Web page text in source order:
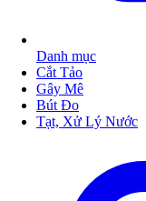
Danh mục
Cắt Tảo
Gây Mê
Bút Đo
Tạt, Xử Lý Nước